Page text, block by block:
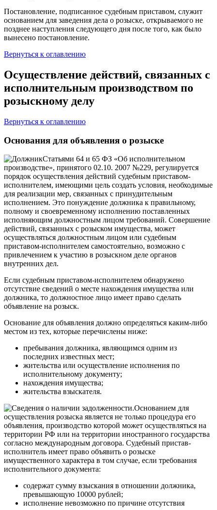
Постановление, подписанное судебным приставом, служит
основанием для заведения дела о розыске, открываемого не
позднее наступления следующего дня после того, как было
вынесено постановление.
Вернуться к оглавлению
Осуществление действий, связанных с
исполнительным производством по
розыскному делу
Вернуться к оглавлению
Основания для объявления о розыске
Статьями 64 и 65 ФЗ «Об исполнительном
производстве», принятого 02.10. 2007 №229, регулируется
порядок осуществления действий судебным приставом-
исполнителем, имеющими цель создать условия, необходимые
для реализации мер, связанных с принудительным
исполнением. Это понуждение должника к правильному,
полному и своевременному исполнению поставленных
исполняющим должностным лицом требований. Совершение
действий, связанных с розыском имущества, может
осуществляться должностным лицом или судебным
приставом-исполнителем самостоятельно, возможно с
привлечением к участию в розыскном деле органов
внутренних дел.
Если судебным приставом-исполнителем обнаружено
отсутствие сведений о месте нахождения имущества или
должника, то должностное лицо имеет право сделать
объявление на розыск.
Основание для объявления должно определяться каким-либо
местом из тех, которые перечислены ниже:
пребывания должника, являющимся одним из
последних известных мест;
жительства или осуществление исполнения по
исполнительному документу;
нахождения имущества;
жительства взыскателя.
Основанием для
осуществления розыска является не только процедура его
объявления, производство которой может осуществляться на
территории РФ или на территории иностранного государства
согласно международным договора. Судебный пристав-
исполнитель имеет право объявить о розыске
имущественного характера в том случае, если требования
исполнительного документа:
содержат сумму взыскания в отношении должника,
превышающую 10000 рублей;
исполнение невозможно по причине отсутствия